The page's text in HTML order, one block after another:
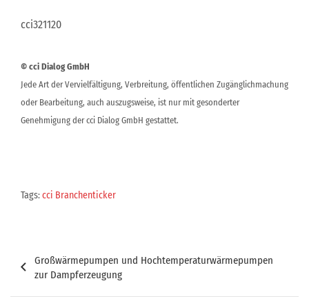
cci321120
© cci Dialog GmbH
Jede Art der Vervielfältigung, Verbreitung, öffentlichen Zugänglichmachung
oder Bearbeitung, auch auszugsweise, ist nur mit gesonderter
Genehmigung der cci Dialog GmbH gestattet.
Tags:cci Branchenticker
Großwärmepumpen und Hochtemperaturwärmepumpen
zur Dampferzeugung